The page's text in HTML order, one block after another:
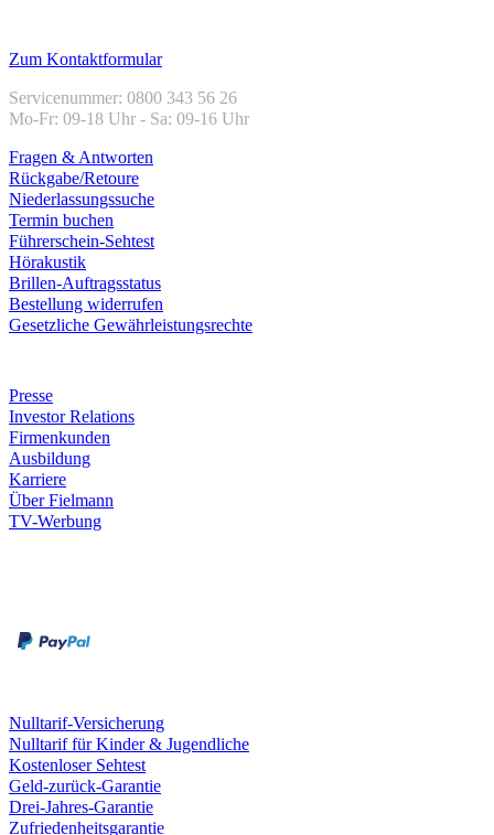
Zum Kontaktformular
Servicenummer: 0800 343 56 26
Mo-Fr: 09-18 Uhr - Sa: 09-16 Uhr
Fragen & Antworten
Rückgabe/Retoure
Niederlassungssuche
Termin buchen
Führerschein-Sehtest
Hörakustik
Brillen-Auftragsstatus
Bestellung widerrufen
Gesetzliche Gewährleistungsrechte
Presse
Investor Relations
Firmenkunden
Ausbildung
Karriere
Über Fielmann
TV-Werbung
Nulltarif-Versicherung
Nulltarif für Kinder & Jugendliche
Kostenloser Sehtest
Geld-zurück-Garantie
Drei-Jahres-Garantie
Zufriedenheitsgarantie